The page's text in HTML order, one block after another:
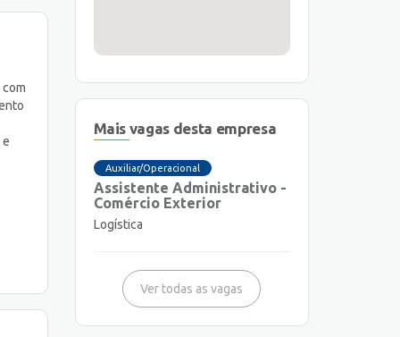
Mais vagas desta empresa
Auxiliar/Operacional
Assistente Administrativo -
Comércio Exterior
Logística
Ver todas as vagas